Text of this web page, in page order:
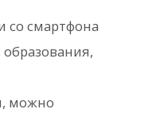
со смартфона
можно